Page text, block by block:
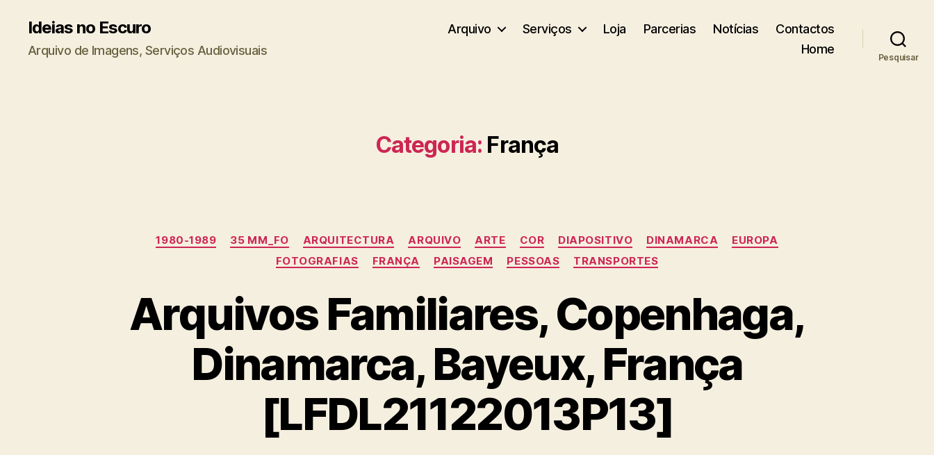
Ideias no Escuro
Arquivo de Imagens, Serviços Audiovisuais
Arquivo Serviços Loja Parcerias Notícias
Contactos
Home
Pesquisar
Categoria: França
Categorias
1980-1989 35 MM_FO ARQUITECTURA ARQUIVO ARTE COR DIAPOSITIVO DINAMARCA
EUROPA
FOTOGRAFIAS
FRANÇA PAISAGEM PESSOAS TRANSPORTES
Arquivos Familiares, Copenhaga,
Dinamarca, Bayeux, França
[LFDL21122013P13]